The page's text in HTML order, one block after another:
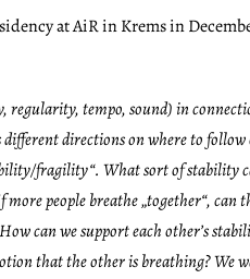
at AiR in Krems in
tempo, sound) in
directions on where to follow
fragility“. What sort of stability
people breathe„together“, can
can we support each other’s
that the other is breathing? We